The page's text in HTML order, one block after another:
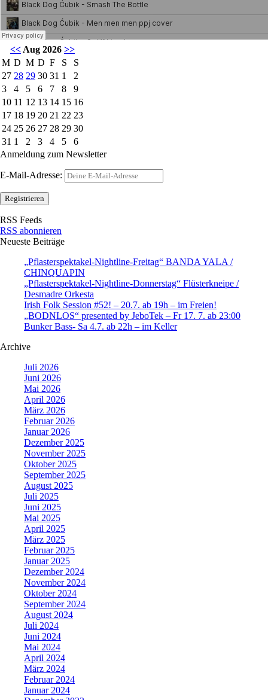
<< Aug 2026 >>
M D M D F S
S
27 28 29 30 31 1
2
3
4 5 6 7 8
9
10 11 12 13 14 15 16
17 18 19 20 21 22 23
24 25 26 27 28 29 30
31 1 2 3 4 5
6
Anmeldung zum Newsletter
E-Mail-Adresse:
RSS Feeds
RSS abonnieren
Neueste Beiträge
„Pflasterspektakel-Nightline-Freitag“ BANDA YALA /
CHINQUAPIN
„Pflasterspektakel-Nightline-Donnerstag“ Flüsterkneipe /
Desmadre Orkesta
Irish Folk Session #52! – 20.7. ab 19h – im Freien!
„BODNLOS“ presented by JeboTek – Fr 17. 7. ab 23:00
Bunker Bass- Sa 4.7. ab 22h – im Keller
Archive
Juli 2026
Juni 2026
Mai 2026
April 2026
März 2026
Februar 2026
Januar 2026
Dezember 2025
November 2025
Oktober 2025
September 2025
August 2025
Juli 2025
Juni 2025
Mai 2025
April 2025
März 2025
Februar 2025
Januar 2025
Dezember 2024
November 2024
Oktober 2024
September 2024
August 2024
Juli 2024
Juni 2024
Mai 2024
April 2024
März 2024
Februar 2024
Januar 2024